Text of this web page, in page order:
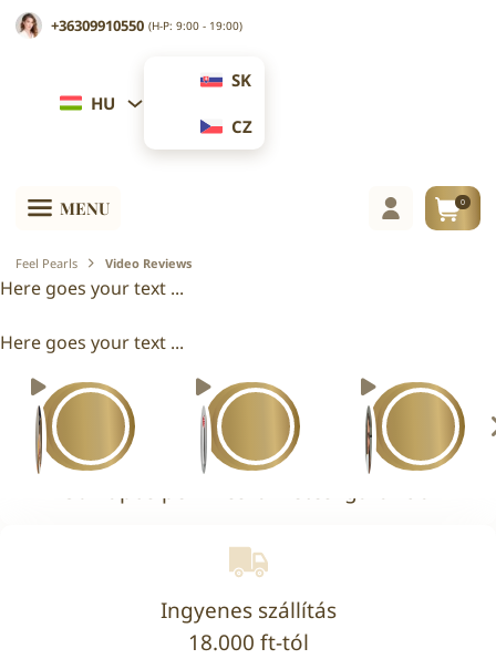
+36309910550 (H-P: 9:00 - 19:00)
HU
SK
CZ
MENU 0
Feel Pearls Video Reviews
Here goes your text ...
Here goes your text ...
30 napos pénzvisszafizetési garancia
Ingyenes szállítás
18.000 ft-tól